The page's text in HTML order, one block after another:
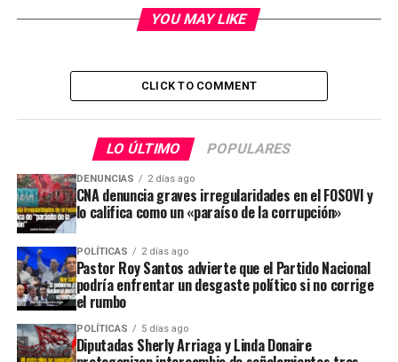
YOU MAY LIKE
CLICK TO COMMENT
LO ÚLTIMO POPULARES
DENUNCIAS 2 días ago
CNA denuncia graves irregularidades en el FOSOVI y
lo califica como un «paraíso de la corrupción»
POLÍTICAS 2 días ago
Pastor Roy Santos advierte que el Partido Nacional
podría enfrentar un desgaste político si no corrige
el rumbo
POLÍTICAS 5 días ago
Diputadas Sherly Arriaga y Linda Donaire